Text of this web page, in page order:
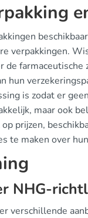
verpakkingen.
hun
is zodat er
maar ook
prijzen,
te maken over
NHG-
verschillende